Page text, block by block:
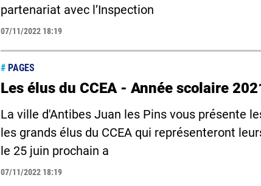
partenariat avec l’Inspection
07/11/2022 18:19
# PAGES
Les élus du CCEA - Année scolaire
La ville d'Antibes Juan les Pins vous présente
les grands élus du CCEA qui représenteront
le 25 juin prochain a
07/11/2022 18:19